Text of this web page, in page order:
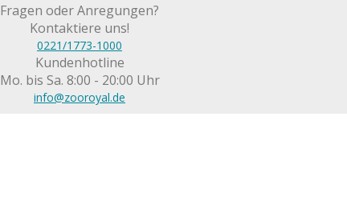
Fragen oder Anregungen?
Kontaktiere uns!
0221/1773-1000
Kundenhotline
Mo. bis Sa. 8:00 - 20:00 Uhr
info@zooroyal.de